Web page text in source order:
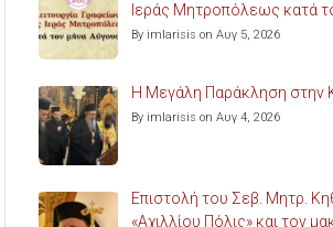
Ιεράς Μητροπόλεως κατά
By imlarisis on Αυγ 5, 2026
Η Μεγάλη Παράκληση στην
By imlarisis on Αυγ 4, 2026
Επιστολή του Σεβ. Μητρ.
«Αχιλλίου Πόλις» και τον